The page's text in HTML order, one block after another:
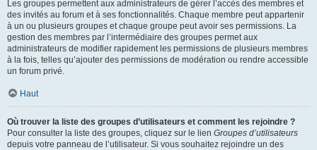
Les groupes permettent aux administrateurs de gérer l’accès des membres et
des invités au forum et à ses fonctionnalités. Chaque membre peut appartenir
à un ou plusieurs groupes et chaque groupe peut avoir ses permissions. La
gestion des membres par l’intermédiaire des groupes permet aux
administrateurs de modifier rapidement les permissions de plusieurs membres
à la fois, telles qu’ajouter des permissions de modération ou rendre accessible
un forum privé.
Haut
Où trouver la liste des groupes d’utilisateurs et comment les rejoindre ?
Pour consulter la liste des groupes, cliquez sur le lien Groupes d’utilisateurs
depuis votre panneau de l’utilisateur. Si vous souhaitez rejoindre un des